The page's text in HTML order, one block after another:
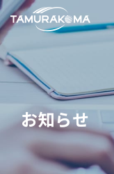
お知らせ
お知らせ